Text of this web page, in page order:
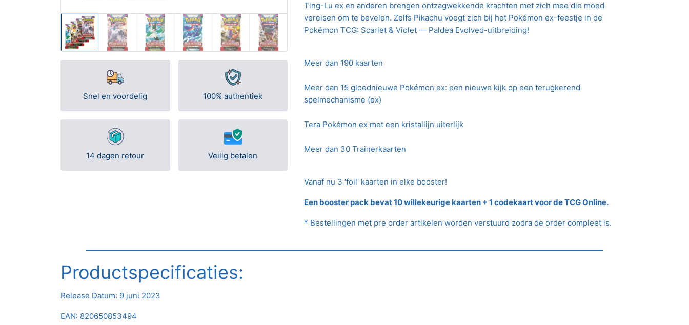
Snel en voordelig 100% authentiek
14 dagen retour Veilig betalen
Ting-Lu ex en anderen brengen ontzagwekkende krachten met zich mee die moed
vereisen om te bevelen. Zelfs Pikachu voegt zich bij het Pokémon ex-feestje in de
Pokémon TCG: Scarlet & Violet — Paldea Evolved-uitbreiding!
Meer dan 190 kaarten
Meer dan 15 gloednieuwe Pokémon ex: een nieuwe kijk op een terugkerend
spelmechanisme (ex)
Tera Pokémon ex met een kristallijn uiterlijk
Meer dan 30 Trainerkaarten
Vanaf nu 3 'foil' kaarten in elke booster!
Een booster pack bevat 10 willekeurige kaarten + 1 codekaart voor de TCG Online.
* Bestellingen met pre order artikelen worden verstuurd zodra de order compleet is.
Productspecificaties:
Release Datum: 9 juni 2023
EAN: 820650853494